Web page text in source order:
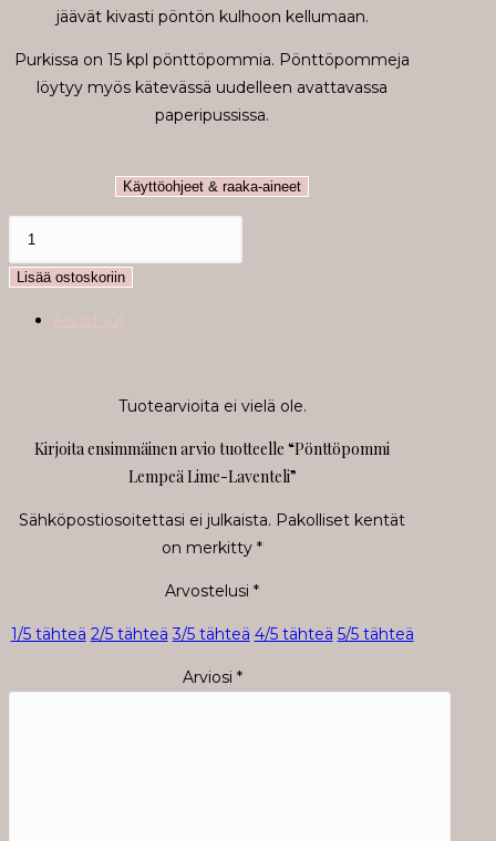
jäävät kivasti pöntön kulhoon kellumaan.
Purkissa on 15 kpl pönttöpommia. Pönttöpommeja
löytyy myös kätevässä uudelleen avattavassa
paperipussissa.
Käyttöohjeet & raaka-aineet
Lime-
Laventeli
Lisää ostoskoriin
Arviot (0)
Tuotearvioita ei vielä ole.
Kirjoita ensimmäinen arvio tuotteelle “Pönttöpommi
Lempeä Lime-Laventeli”
Sähköpostiosoitettasi ei julkaista. Pakolliset kentät
on merkitty*
Arvostelusi*
1/5 tähteä 2/5 tähteä 3/5 tähteä 4/5 tähteä 5/5 tähteä
Arviosi *